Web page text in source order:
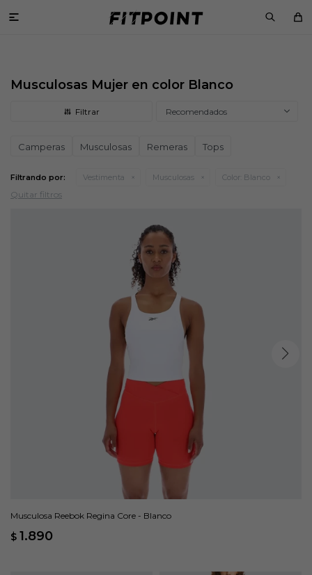

Musculosas Mujer en color Blanco
Recomendados
Camperas Musculosas Remeras Tops
Filtrando por: Vestimenta Musculosas Color: Blanco
Quitar filtros
Musculosa Reebok Regina Core - Blanco
$ 1.890